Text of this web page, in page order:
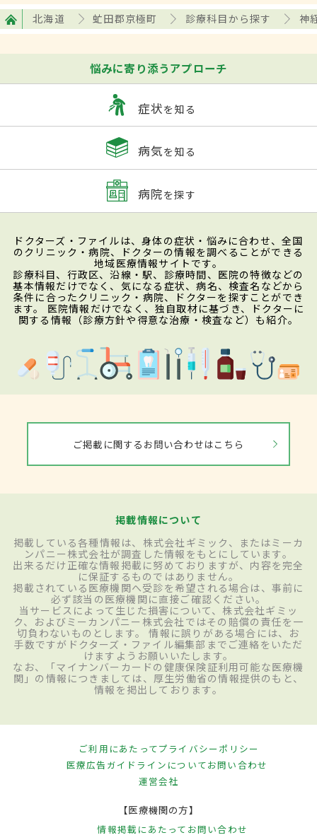
北海道 虻田郡京極町 診療科目から探す 神
悩みに寄り添うアプローチ
症状を知る
病気を知る
病院を探す
ドクターズ・ファイルは、身体の症状・悩みに合わせ、全国
のクリニック・病院、ドクターの情報を調べることができる
地域医療情報サイトです。
診療科目、行政区、沿線・駅、診療時間、医院の特徴などの
基本情報だけでなく、気になる症状、病名、検査名などから
条件に合ったクリニック・病院、ドクターを探すことができ
ます。 医院情報だけでなく、独自取材に基づき、ドクターに
関する情報（診療方針や得意な治療・検査など）も紹介。
ご掲載に関するお問い合わせはこちら
掲載情報について
掲載している各種情報は、株式会社ギミック、またはミーカ
ンパニー株式会社が調査した情報をもとにしています。
出来るだけ正確な情報掲載に努めておりますが、内容を完全
に保証するものではありません。
掲載されている医療機関へ受診を希望される場合は、事前に
必ず該当の医療機関に直接ご確認ください。
当サービスによって生じた損害について、株式会社ギミッ
ク、およびミーカンパニー株式会社ではその賠償の責任を一
切負わないものとします。 情報に誤りがある場合には、お
手数ですがドクターズ・ファイル編集部までご連絡をいただ
けますようお願いいたします。
なお、「マイナンバーカードの健康保険証利用可能な医療機
関」の情報につきましては、厚生労働省の情報提供のもと、
情報を掲出しております。
ご利用にあたってプライバシーポリシー
医療広告ガイドラインについてお問い合わせ
運営会社
【医療機関の方】
情報掲載にあたって お問い合わせ